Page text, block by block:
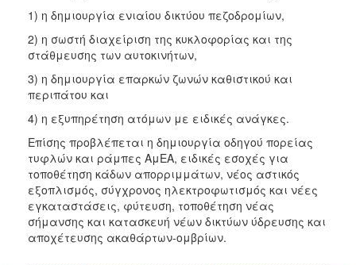
1) η δημιουργία ενιαίου δικτύου πεζοδρομίων,
2) η σωστή διαχείριση της κυκλοφορίας και της
στάθμευσης των αυτοκινήτων,
3) η δημιουργία επαρκών ζωνών καθιστικού και
περιπάτου και
4) η εξυπηρέτηση ατόμων με ειδικές ανάγκες.
Επίσης προβλέπεται η δημιουργία οδηγού πορείας
τυφλών και ράμπες ΑμΕΑ, ειδικές εσοχές για
τοποθέτηση κάδων απορριμμάτων, νέος αστικός
εξοπλισμός, σύγχρονος ηλεκτροφωτισμός και νέες
εγκαταστάσεις, φύτευση, τοποθέτηση νέας
σήμανσης και κατασκευή νέων δικτύων ύδρευσης και
αποχέτευσης ακαθάρτων-ομβρίων.